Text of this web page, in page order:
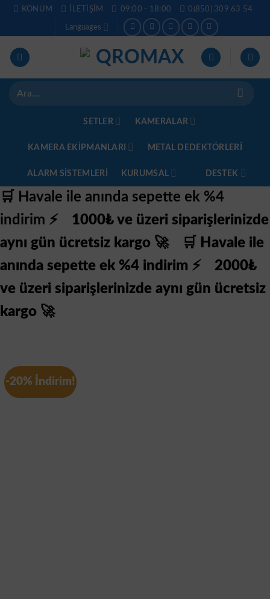
İçeriğeKONUM İLETIŞIM 09:00 - 18:00 0(850) 309 63 54
Languages
Ara:
SETLER KAMERALAR
KAMERA EKİPMANLARI METAL DEDEKTÖRLERI
ALARM SISTEMLERI KURUMSAL DESTEK
🛒 Havale ile anında sepette ek %4
indirim ⚡
1000₺ ve üzeri siparişlerinizde
aynı gün ücretsiz kargo 🚀
🛒 Havale ile
anında sepette ek %4 indirim ⚡
2000₺
ve üzeri siparişlerinizde aynı gün ücretsiz
kargo 🚀
-20% İndirim!